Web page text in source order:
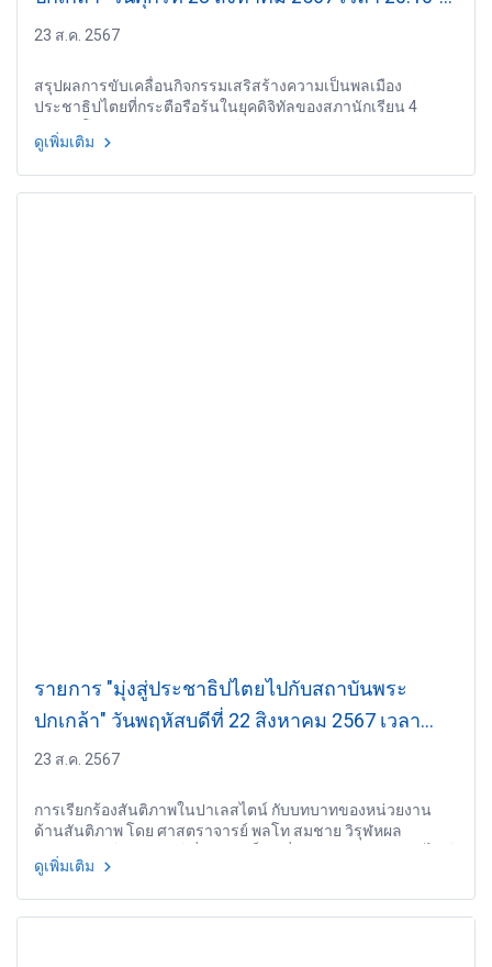
21.00 น.
23 ส.ค. 2567
สรุปผลการขับเคลื่อนกิจกรรมเสริสร้างความเป็นพลเมือง
ประชาธิปไตยที่กระตือรือร้นในยุคดิจิทัลของสภานักเรียน 4
วิจัยและพัฒนา สถาบันพระปกเกล้า
ดูเพิ่มเติม
รายการ "มุ่งสู่ประชาธิปไตยไปกับสถาบันพระ
ปกเกล้า" วันพฤหัสบดีที่ 22 สิงหาคม 2567 เวลา
20.10-21.00 น.
23 ส.ค. 2567
การเรียกร้องสันติภาพในปาเลสไตน์ กับบทบาทของหน่วยงาน
ด้านสันติภาพ โดย ศาสตราจารย์ พลโท สมชาย วิรุฬหผล
(PSCT)
ดูเพิ่มเติม